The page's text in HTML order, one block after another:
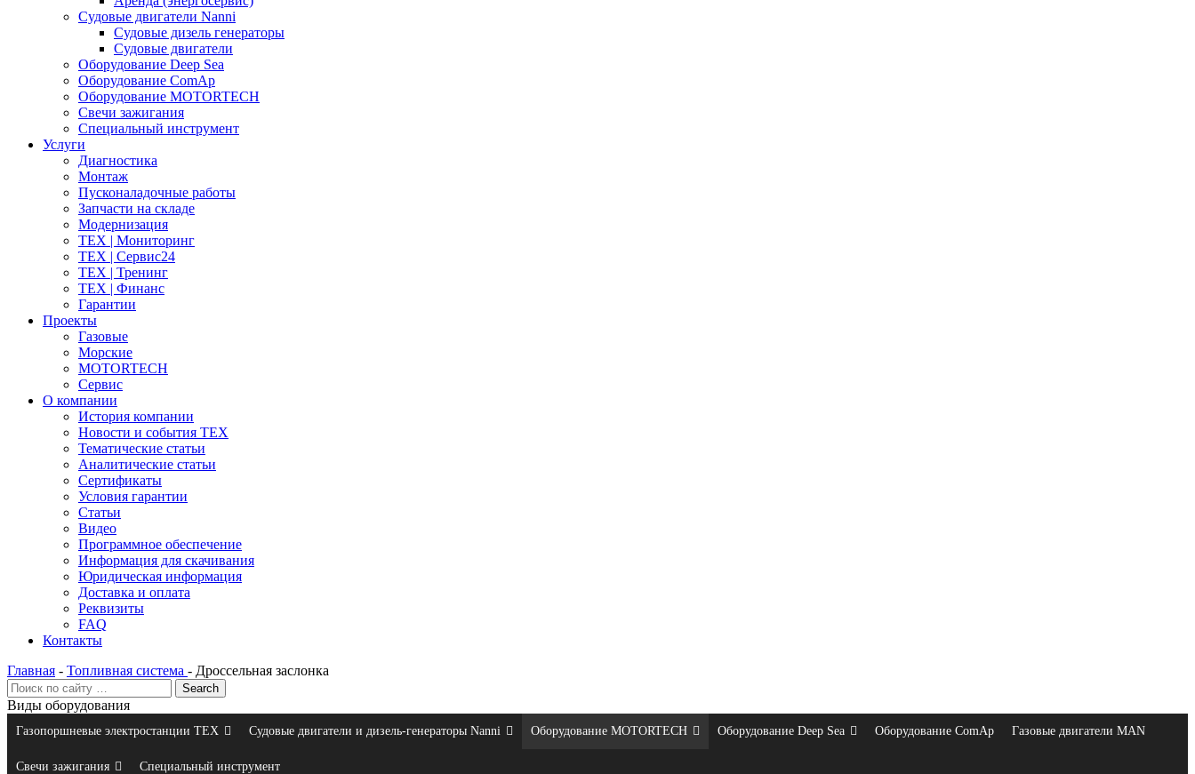
Судовые двигатели Nanni
Судовые дизель генераторы
Судовые двигатели
Оборудование Deep Sea
Оборудование ComAp
Оборудование MOTORTECH
Свечи зажигания
Специальный инструмент
Услуги
Диагностика
Монтаж
Пусконаладочные работы
Запчасти на складе
Модернизация
ТЕХ | Мониторинг
ТЕХ | Сервис24
ТЕХ | Тренинг
ТЕХ | Финанс
Гарантии
Проекты
Газовые
Морские
MOTORTECH
Сервис
О компании
История компании
Новости и события ТЕХ
Тематические статьи
Аналитические статьи
Сертификаты
Условия гарантии
Статьи
Видео
Программное обеспечение
Информация для скачивания
Юридическая информация
Доставка и оплата
Реквизиты
FAQ
Контакты
Главная - Топливная система - Дроссельная заслонка
Виды оборудования
Газопоршневые электростанции ТЕХ Судовые двигатели и дизель-генераторы Nanni Оборудование MOTORTECH Оборудование Deep Sea Оборудование ComAp Газовые двигатели MAN
Свечи зажигания Специальный инструмент